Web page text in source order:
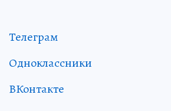
Телеграм
Одноклассники
ВКонтакте